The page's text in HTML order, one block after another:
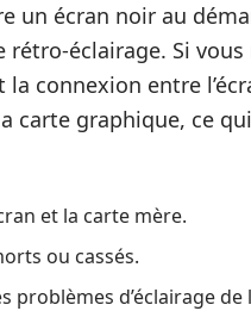
un écran noir au
éclairage. Si
connexion entre
carte graphique, ce
et la carte mère.
ou cassés.
d’éclairage de